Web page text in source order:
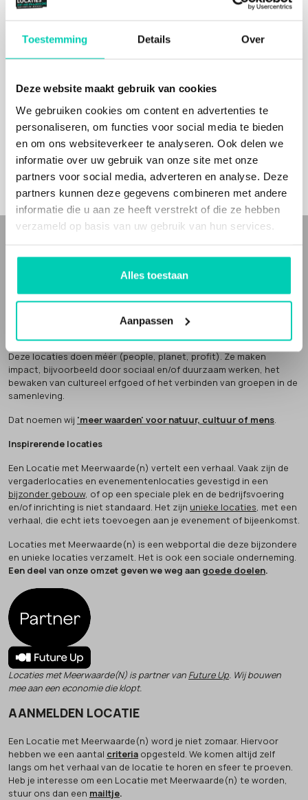
Toestemming Details Over
Deze website maakt gebruik van cookies
We gebruiken cookies om content en advertenties te
personaliseren, om functies voor social media te bieden
en om ons websiteverkeer te analyseren. Ook delen we
informatie over uw gebruik van onze site met onze
partners voor social media, adverteren en analyse. Deze
partners kunnen deze gegevens combineren met andere
informatie die u aan ze heeft verstrekt of die ze hebben
verzameld op basis van uw gebruik van hun services.
Alles toestaan
Aanpassen
BIJ
MEER
DERE
L
O
CA
TIE
S
I
NF
OR
MA
TIE
OPVRA
GE
N
WIE ZIJN WIJ
Bij Locaties met Meerwaarde(n) vind jebijzondereenunieke
eventlocatiesenbijzondereeninspirerende vergaderlocatiesvoor
zakelijke bijeenkomsten, met meer waarden voor cultuur, natuur
Deze locaties doen méér (people, planet, profit). Ze maken
impact, bijvoorbeeld door sociaal en/of duurzaam werken, het
bewaken van cultureel erfgoed of het verbinden van groepen in de
samenleving.
Dat noemen wij 'meer waarden' voor natuur, cultuur of mens.
Inspirerende locaties
Een Locatie met Meerwaarde(n) vertelt een verhaal. Vaak zijn de
vergaderlocaties en evenementenlocaties gevestigd in een
bijzonder gebouw, of op een speciale plek en de bedrijfsvoering
en/of inrichting is niet standaard. Het zijn unieke locaties, met een
verhaal, die echt iets toevoegen aan je evenement of bijeenkomst.
Locaties met Meerwaarde(n) is een webportal die deze bijzondere
en unieke locaties verzamelt. Het is ook een sociale onderneming.
Een deel van onze omzet geven we weg aan goede doelen.
Locaties met Meerwaarde(N) is partner van Future Up. Wij bouwen
mee aan een economie die klopt.
AANMELDEN LOCATIE
Een Locatie met Meerwaarde(n) word je niet zomaar. Hiervoor
hebben we een aantal criteria opgesteld. We komen altijd zelf
langs om het verhaal van de locatie te horen en sfeer te proeven.
Heb je interesse om een Locatie met Meerwaarde(n) te worden,
stuur ons dan een mailtje.